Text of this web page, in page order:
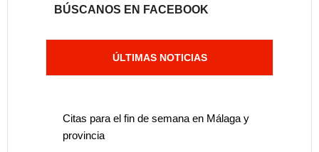
BÚSCANOS EN FACEBOOK
ÚLTIMAS NOTICIAS
Citas para el fin de semana en Málaga y
provincia